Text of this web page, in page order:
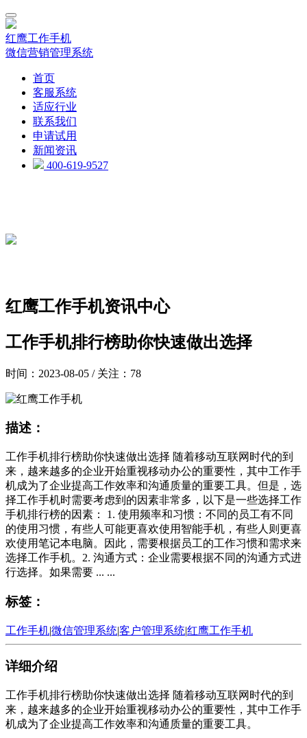
红鹰工作手机
微信营销管理系统
首页
客服系统
适应行业
联系我们
申请试用
新闻资讯
400-619-9527
红鹰工作手机资讯中心
工作手机排行榜助你快速做出选择
时间：2023-08-05 / 关注：78
描述：
工作手机排行榜助你快速做出选择 随着移动互联网时代的到
来，越来越多的企业开始重视移动办公的重要性，其中工作手
机成为了企业提高工作效率和沟通质量的重要工具。但是，选
择工作手机时需要考虑到的因素非常多，以下是一些选择工作
手机排行榜的因素： 1. 使用频率和习惯：不同的员工有不同
的使用习惯，有些人可能更喜欢使用智能手机，有些人则更喜
欢使用笔记本电脑。因此，需要根据员工的工作习惯和需求来
选择工作手机。2. 沟通方式：企业需要根据不同的沟通方式进
行选择。如果需要 ... ...
标签：
工作手机|微信管理系统|客户管理系统|红鹰工作手机
详细介绍
工作手机排行榜助你快速做出选择 随着移动互联网时代的到
来，越来越多的企业开始重视移动办公的重要性，其中工作手
机成为了企业提高工作效率和沟通质量的重要工具。